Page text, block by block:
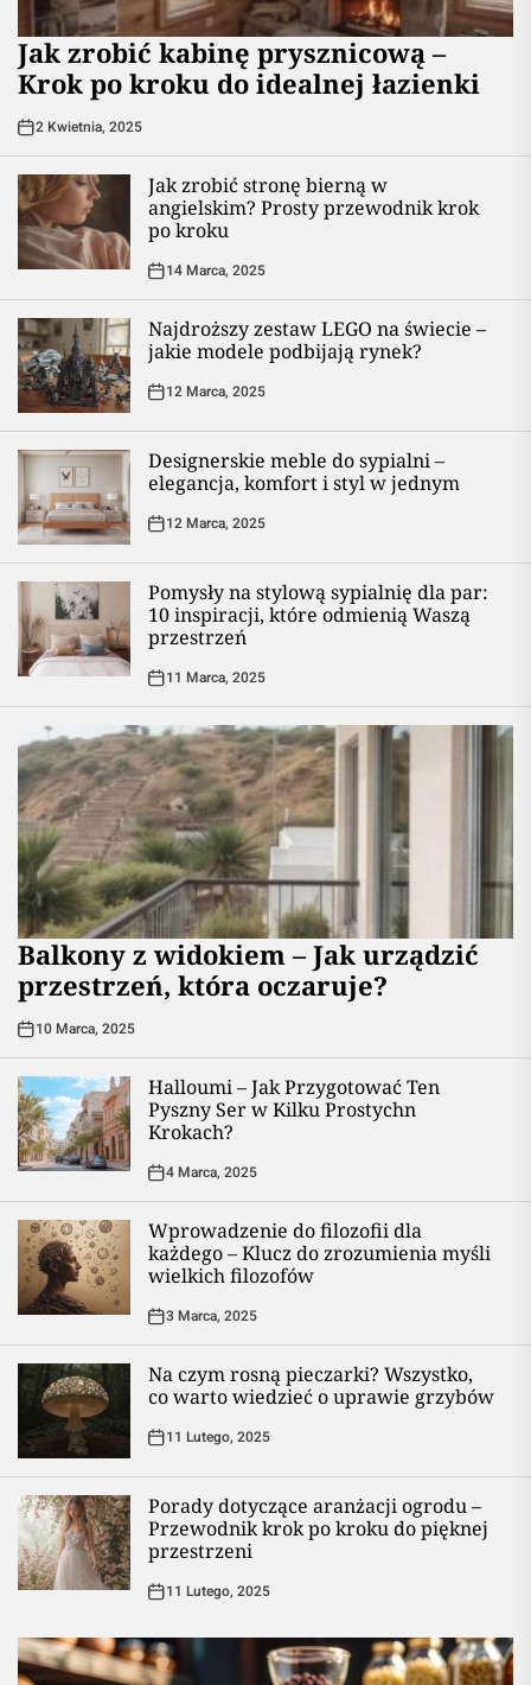
Jak zrobić kabinę prysznicową –
Krok po kroku do idealnej łazienki
2 Kwietnia, 2025
Jak zrobić stronę bierną w
angielskim? Prosty przewodnik krok
po kroku
14 Marca, 2025
Najdroższy zestaw LEGO na świecie –
jakie modele podbijają rynek?
12 Marca, 2025
Designerskie meble do sypialni –
elegancja, komfort i styl w jednym
12 Marca, 2025
Pomysły na stylową sypialnię dla par:
10 inspiracji, które odmienią Waszą
przestrzeń
11 Marca, 2025
Balkony z widokiem – Jak urządzić
przestrzeń, która oczaruje?
10 Marca, 2025
Halloumi – Jak Przygotować Ten
Pyszny Ser w Kilku Prostychn
Krokach?
4 Marca, 2025
Wprowadzenie do filozofii dla
każdego – Klucz do zrozumienia myśli
wielkich filozofów
3 Marca, 2025
Na czym rosną pieczarki? Wszystko,
co warto wiedzieć o uprawie grzybów
11 Lutego, 2025
Porady dotyczące aranżacji ogrodu –
Przewodnik krok po kroku do pięknej
przestrzeni
11 Lutego, 2025